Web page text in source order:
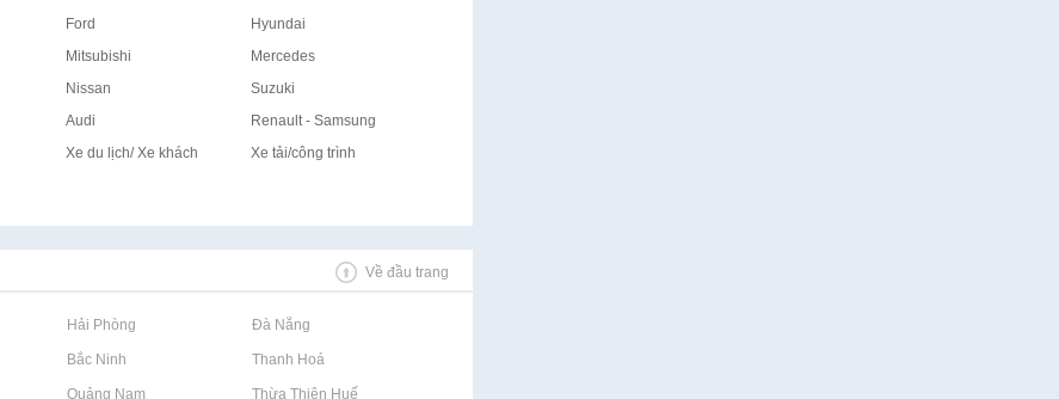
Ford
Hyundai
Mitsubishi
Mercedes
Nissan
Suzuki
Audi
Renault - Samsung
Xe du lịch/ Xe khách
Xe tải/công trình
Về đầu trang
Rao vặt tại Hải Phòng Rao vặt tại Đà Nẵng
Rao vặt tại Bắc Ninh Rao vặt tại Thanh Hoá
Rao vặt tại Quảng Nam Rao vặt tại Thừa Thiên Huế